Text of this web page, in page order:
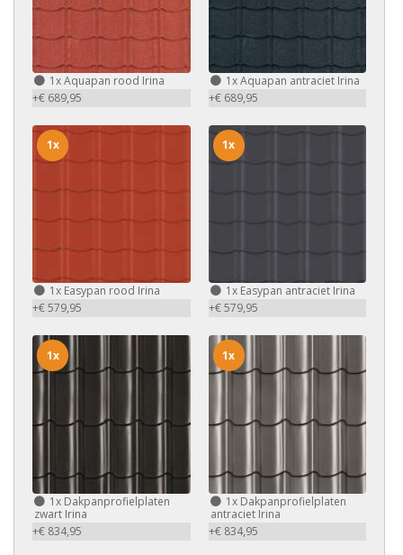
1xAquapan rood Irina
+€ 689,95
1xAquapan antraciet Irina
+€ 689,95
1x Easypan rood Irina
+€ 579,95
1x
1xEasypan antraciet Irina
+€ 579,95
1x
1x Dakpanprofielplaten
zwart Irina
+€ 834,95
1x
1xDakpanprofielplaten
antraciet Irina
+€ 834,95
1x